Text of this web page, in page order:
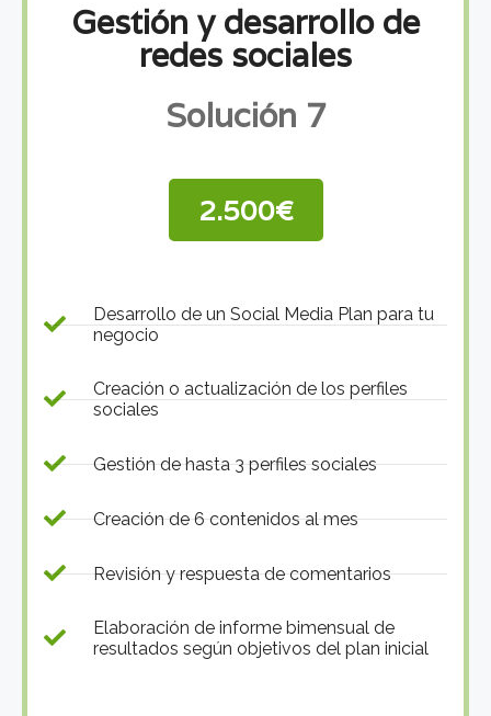
Gestión y desarrollo de
redes sociales
Solución 7
2.500€
Desarrollo de un Social Media Plan para tu
negocio
Creación o actualización de los perfiles
sociales
Gestión de hasta 3 perfiles sociales
Creación de 6 contenidos al mes
Revisión y respuesta de comentarios
Elaboración de informe bimensual de
resultados según objetivos del plan inicial